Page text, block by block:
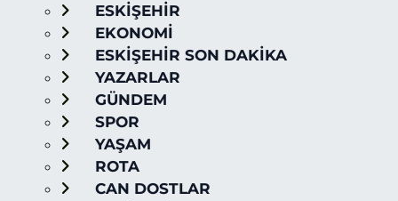
ESKİŞEHİR
EKONOMİ
ESKİŞEHİR SON DAKİKA
YAZARLAR
GÜNDEM
SPOR
YAŞAM
ROTA
CAN DOSTLAR